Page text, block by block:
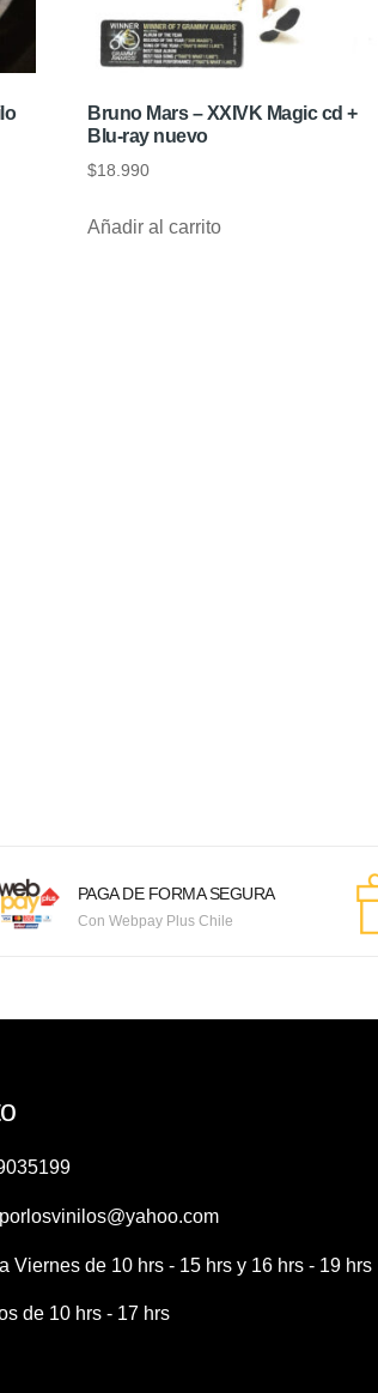
Bruno Mars – XXIVK Magic cd +
Blu-ray nuevo
$18.990
Añadir al carrito
PAGA DE FORMA SEGURA
Con Webpay Plus Chile
Viernes de 10 hrs - 15 hrs y 16 hrs - 19 hrs
de 10 hrs - 17 hrs